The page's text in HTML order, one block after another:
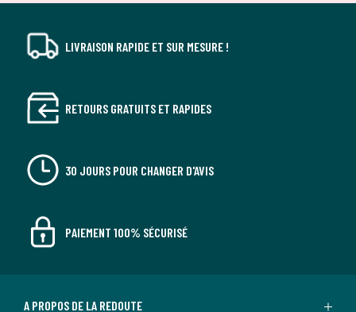
LIVRAISON RAPIDE ET SUR MESURE !
RETOURS GRATUITS ET RAPIDES
30 JOURS POUR CHANGER D'AVIS
PAIEMENT 100% SÉCURISÉ
A PROPOS DE LA REDOUTE